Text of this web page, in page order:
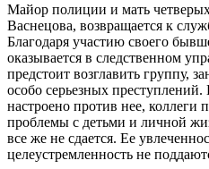
Майор полиции и мать
Васнецова, возвращается к
Благодаря участию своего
оказывается в следственном
предстоит возглавить группу,
особо серьезных преступлений.
настроено против нее, коллеги
проблемы с детьми и личной
все же не сдается. Ее
целеустремленность не